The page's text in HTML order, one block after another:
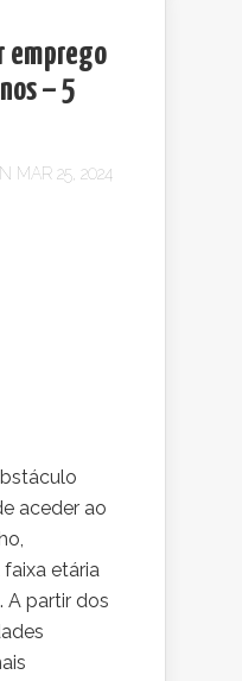
emprego
– 5
MAR 25, 2024
aceder ao
etária
A partir dos